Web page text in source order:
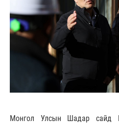
Монгол Улсын Шадар сайд